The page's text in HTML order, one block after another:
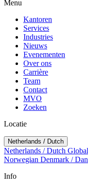
Menu
Kantoren
Services
Industries
Nieuws
Evenementen
Over ons
Carrière
Team
Contact
MVO
Zoeken
Locatie
Netherlands / Dutch
Netherlands / Dutch
Norwegian Denmark /
Info